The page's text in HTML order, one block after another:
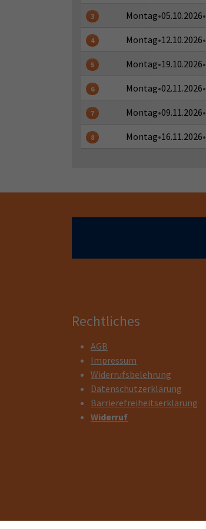
3 Montag•05.10.2026•
4 Montag•12.10.2026•
5 Montag•19.10.2026•
6 Montag•02.11.2026•
7 Montag•09.11.2026•
8 Montag•16.11.2026•
Rechtliches
AGB
Impressum
Widerrufsbelehrung
Datenschutzerklärung
Barrierefreiheitserklärung
Widerruf